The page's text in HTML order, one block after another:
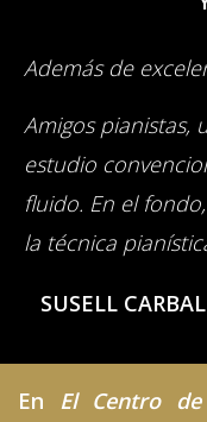
Además de
Amigos pianistas,
estudio
fluido. En el
la técnica
SUSELL
En El Centro